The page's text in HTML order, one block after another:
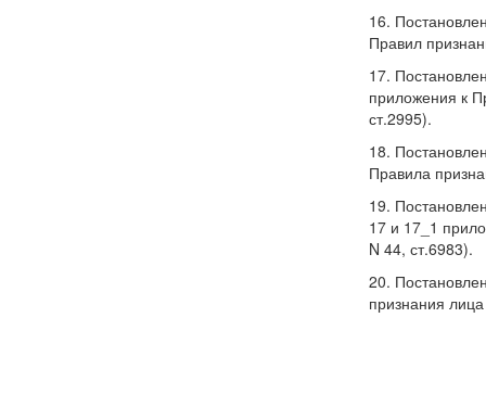
16.
Правил
17.
приложения к
ст.2995).
18.
Правила
19.
17 и 17_1
N 44, ст.6983).
20.
признания